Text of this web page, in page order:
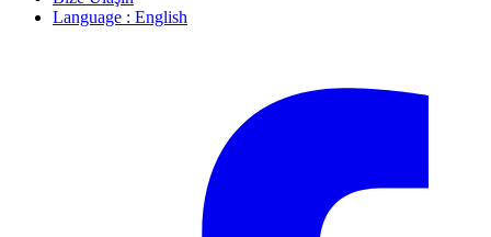
Language : English